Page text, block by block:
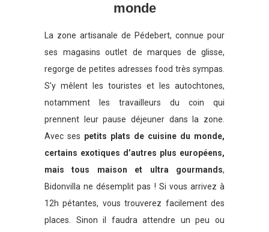
monde
La zone artisanale de Pédebert, connue pour
ses magasins outlet de marques de glisse,
regorge de petites adresses food très sympas.
S’y mêlent les touristes et les autochtones,
notamment les travailleurs du coin qui
prennent leur pause déjeuner dans la zone.
Avec ses petits plats de cuisine du monde,
certains exotiques d’autres plus européens,
mais tous maison et ultra gourmands,
Bidonvilla ne désemplit pas ! Si vous arrivez à
12h pétantes, vous trouverez facilement des
places. Sinon il faudra attendre un peu ou